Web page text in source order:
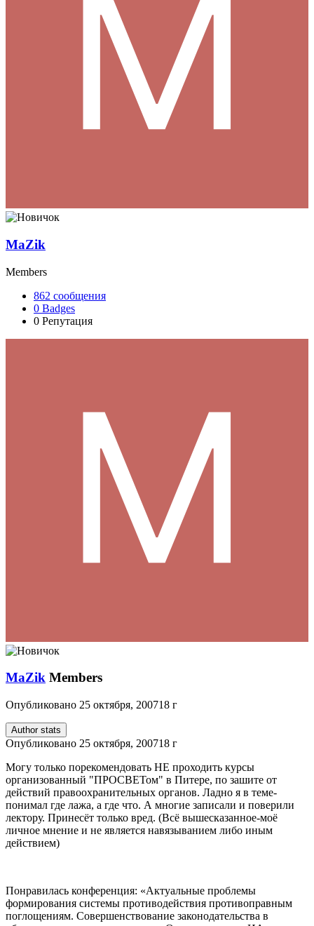
MaZik
Members
862 сообщения
0 Badges
0 Репутация
MaZik Members
Опубликовано 25 октября, 200718 г
Author stats
Опубликовано 25 октября, 200718 г
Могу только порекомендовать НЕ проходить курсы
организованный "ПРОСВЕТом" в Питере, по зашите от
действий правоохранительных органов. Ладно я в теме-
понимал где лажа, а где что. А многие записали и поверили
лектору. Принесёт только вред. (Всё вышесказанное-моё
личное мнение и не является навязыванием либо иным
действием)
Понравилась конференция: «Актуальные проблемы
формирования системы противодействия противоправным
поглощениям. Совершенствование законодательства в